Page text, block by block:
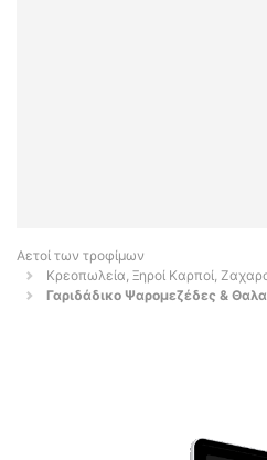
Αετοί των τροφίμων
Κρεοπωλεία, Ξηροί Καρποί,
Γαριδάδικο Ψαρομεζέδες &